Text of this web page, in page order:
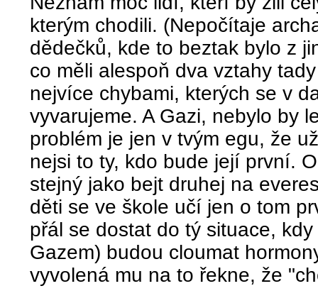
kterým chodili. (Nepočítaje
dědečků, kde to beztak bylo z
co měli alespoň dva vztahy
nejvíce chybami, kterých se v
vyvarujeme. A Gazi, nebylo by
problém je jen v tvým egu, že
nejsi to ty, kdo bude její první.
stejný jako bejt druhej na
děti se ve škole učí jen o tom
přál se dostat do tý situace,
Gazem) budou cloumat
vyvolená mu na to řekne, že